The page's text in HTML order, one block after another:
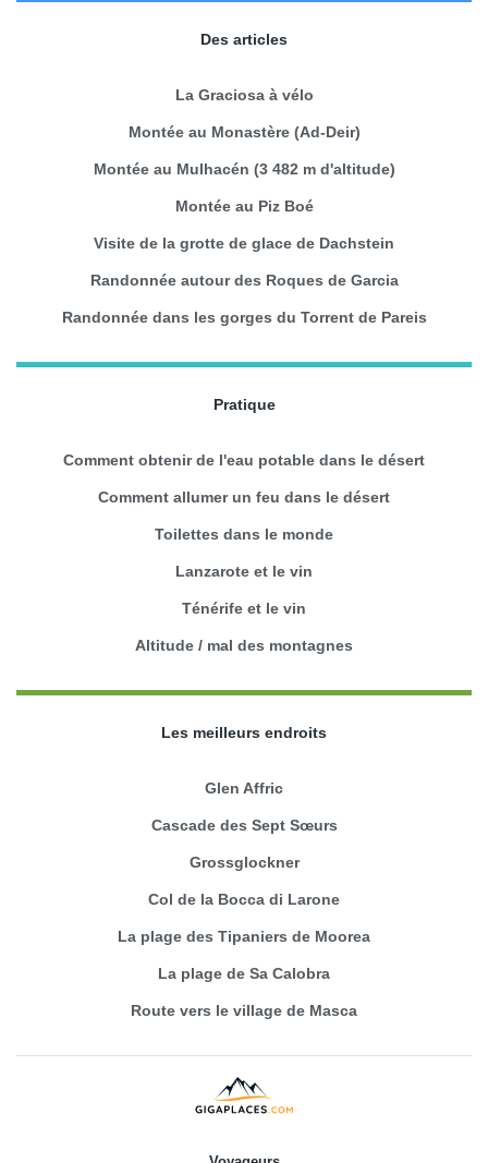
Des articles
La Graciosa à vélo
Montée au Monastère (Ad-Deir)
Montée au Mulhacén (3 482 m d'altitude)
Montée au Piz Boé
Visite de la grotte de glace de Dachstein
Randonnée autour des Roques de Garcia
Randonnée dans les gorges du Torrent de Pareis
Pratique
Comment obtenir de l'eau potable dans le désert
Comment allumer un feu dans le désert
Toilettes dans le monde
Lanzarote et le vin
Ténérife et le vin
Altitude / mal des montagnes
Les meilleurs endroits
Glen Affric
Cascade des Sept Sœurs
Grossglockner
Col de la Bocca di Larone
La plage des Tipaniers de Moorea
La plage de Sa Calobra
Route vers le village de Masca